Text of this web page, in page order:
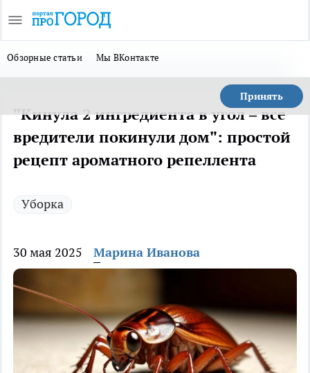
Обзорные статьи Мы ВКонтакте
Принять
"Кинула 2 ингредиента в угол – все
вредители покинули дом": простой
рецепт ароматного репеллента
Уборка
30 мая 2025 Марина Иванова